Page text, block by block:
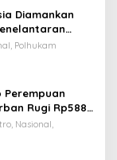
Diamankan
Baru
Polhukam
Perempuan
Rugi Rp588,1
Nasional,